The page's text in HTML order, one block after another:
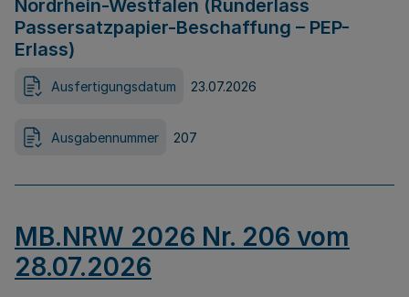
Nordrhein-Westfalen (Runderlass
Passersatzpapier-Beschaffung – PEP-
Erlass)
Ausfertigungsdatum 23.07.2026
Ausgabennummer 207
MB.NRW 2026 Nr. 206 vom
28.07.2026